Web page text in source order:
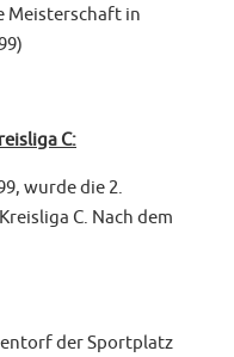
Meisterschaft in
C:
wurde die 2.
C. Nach dem
der Sportplatz